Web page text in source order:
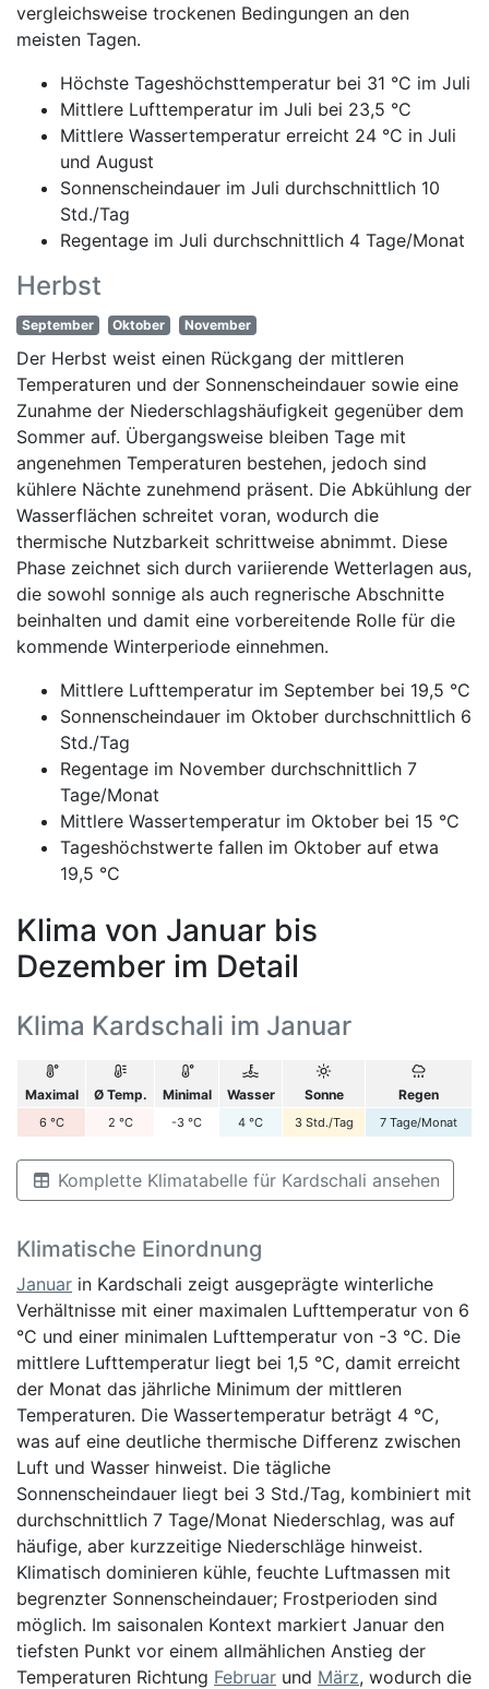
vergleichsweise trockenen Bedingungen an den
meisten Tagen.
Höchste Tageshöchsttemperatur bei 31 °C im Juli
Mittlere Lufttemperatur im Juli bei 23,5 °C
Mittlere Wassertemperatur erreicht 24 °C in Juli
und August
Sonnenscheindauer im Juli durchschnittlich 10
Std./Tag
Regentage im Juli durchschnittlich 4 Tage/Monat
Herbst
September Oktober November
Der Herbst weist einen Rückgang der mittleren
Temperaturen und der Sonnenscheindauer sowie eine
Zunahme der Niederschlagshäufigkeit gegenüber dem
Sommer auf. Übergangsweise bleiben Tage mit
angenehmen Temperaturen bestehen, jedoch sind
kühlere Nächte zunehmend präsent. Die Abkühlung der
Wasserflächen schreitet voran, wodurch die
thermische Nutzbarkeit schrittweise abnimmt. Diese
Phase zeichnet sich durch variierende Wetterlagen aus,
die sowohl sonnige als auch regnerische Abschnitte
beinhalten und damit eine vorbereitende Rolle für die
kommende Winterperiode einnehmen.
Mittlere Lufttemperatur im September bei 19,5 °C
Sonnenscheindauer im Oktober durchschnittlich 6
Std./Tag
Regentage im November durchschnittlich 7
Tage/Monat
Mittlere Wassertemperatur im Oktober bei 15 °C
Tageshöchstwerte fallen im Oktober auf etwa
19,5 °C
Klima von Januar bis
Dezember im Detail
Klima Kardschali im Januar
Maximal Ø Temp. Minimal Wasser Sonne Regen
6 °C 2 °C -3 °C 4 °C 3 Std./Tag 7 Tage/Monat
Komplette Klimatabelle für Kardschali ansehen
Klimatische Einordnung
Januar in Kardschali zeigt ausgeprägte winterliche
Verhältnisse mit einer maximalen Lufttemperatur von 6
°C und einer minimalen Lufttemperatur von -3 °C. Die
mittlere Lufttemperatur liegt bei 1,5 °C, damit erreicht
der Monat das jährliche Minimum der mittleren
Temperaturen. Die Wassertemperatur beträgt 4 °C,
was auf eine deutliche thermische Differenz zwischen
Luft und Wasser hinweist. Die tägliche
Sonnenscheindauer liegt bei 3 Std./Tag, kombiniert mit
durchschnittlich 7 Tage/Monat Niederschlag, was auf
häufige, aber kurzzeitige Niederschläge hinweist.
Klimatisch dominieren kühle, feuchte Luftmassen mit
begrenzter Sonnenscheindauer; Frostperioden sind
möglich. Im saisonalen Kontext markiert Januar den
tiefsten Punkt vor einem allmählichen Anstieg der
Temperaturen Richtung Februar und März, wodurch die